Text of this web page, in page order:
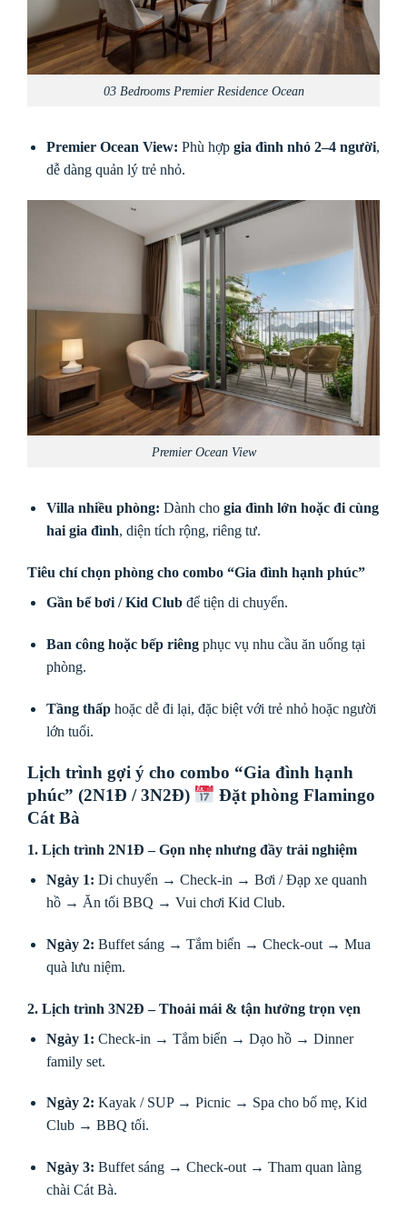
03 Bedrooms Premier Residence Ocean
Premier Ocean View: Phù hợp gia đình nhỏ 2–4 người,
dễ dàng quản lý trẻ nhỏ.
Premier Ocean View
Villa nhiều phòng: Dành cho gia đình lớn hoặc đi cùng
hai gia đình, diện tích rộng, riêng tư.
Tiêu chí chọn phòng cho combo “Gia đình hạnh phúc”
Gần bể bơi / Kid Clubđể tiện di chuyển.
Ban công hoặc bếp riêngphục vụ nhu cầu ăn uống tại
phòng.
Tầng thấphoặc dễ đi lại, đặc biệt với trẻ nhỏ hoặc người
lớn tuổi.
Lịch trình gợi ý cho combo “Gia đình hạnh
phúc” (2N1Đ / 3N2Đ)
Đặt phòng Flamingo
Cát Bà
1. Lịch trình 2N1Đ – Gọn nhẹ nhưng đầy trải nghiệm
Ngày 1: Di chuyển → Check-in → Bơi / Đạp xe quanh
hồ → Ăn tối BBQ → Vui chơi Kid Club.
Ngày 2: Buffet sáng → Tắm biển → Check-out → Mua
quà lưu niệm.
2. Lịch trình 3N2Đ – Thoải mái & tận hưởng trọn vẹn
Ngày 1: Check-in → Tắm biển → Dạo hồ → Dinner
family set.
Ngày 2: Kayak / SUP → Picnic → Spa cho bố mẹ, Kid
Club → BBQ tối.
Ngày 3: Buffet sáng → Check-out → Tham quan làng
chài Cát Bà.